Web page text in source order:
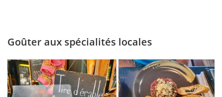
Goûter aux spécialités locales